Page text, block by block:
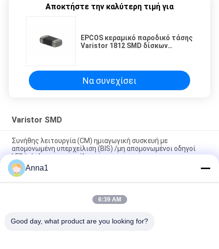
Αποκτήστε την καλύτερη τιμή για
EPCOS κεραμικό παροδικό τάσης
Varistor 1812 SMD δίσκων
Να συνεχίσει
Varistor SMD
Συνήθης λειτουργία (CM) ημιαγωγική συσκευή με
απομονωμένη υπερχείλιση (BIS) /μη απομονωμένοι οδηγοί
LED/κύκλωμα υπερχείλισης
Varistor 0.1W 0.25W 0.4W SMD, Varistor μεταλλικών οξειδίων
SMT
Varistors μεταλλικών οξειδίων cOem, χρήση 0402
Anna1
6:39 AM
Good day, what product are you looking for?